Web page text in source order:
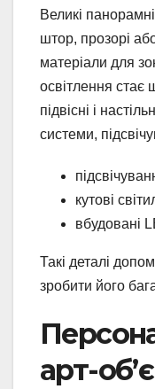
Великі
штор, прозорі
матеріали для
освітлення стає
підвісні і
системи,
кутові
вбудовані
Такі деталі
зробити його
арт-